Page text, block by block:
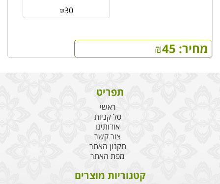
מחיר: ₪45
₪30
תפריט
ראשי
סל קניות
אודותינו
צור קשר
תקנון האתר
מפת האתר
קטגוריות מוצרים